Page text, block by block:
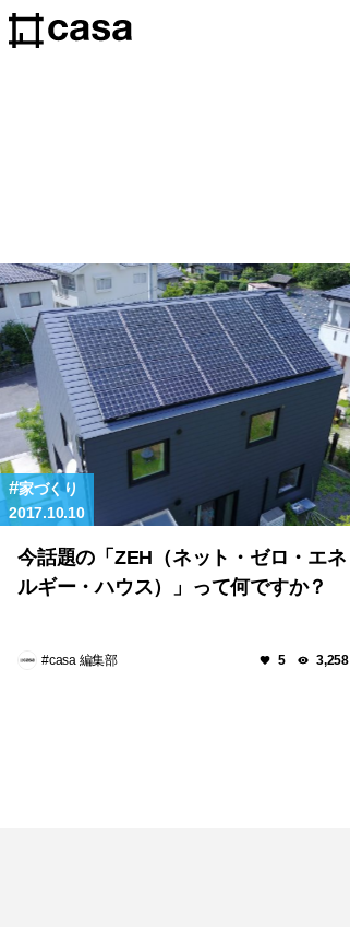
家づくり
2017.10.10
今話題の「ZEH（ネット・ゼロ・エネ
ルギー・ハウス）」って何ですか？
#casa 編集部 5 3,258